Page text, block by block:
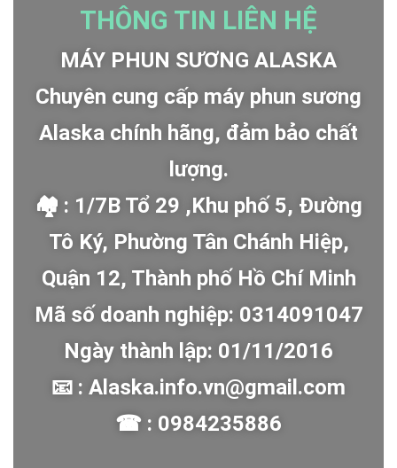
THÔNG TIN LIÊN HỆ
MÁY PHUN SƯƠNG ALASKA
Chuyên cung cấp máy phun sương
Alaska chính hãng, đảm bảo chất
lượng.
🏘 : 1/7B Tổ 29 ,Khu phố 5, Đường
Tô Ký, Phường Tân Chánh Hiệp,
Quận 12, Thành phố Hồ Chí Minh
Mã số doanh nghiệp: 0314091047
Ngày thành lập: 01/11/2016
📧 : Alaska.info.vn@gmail.com
☎ : 0984235886